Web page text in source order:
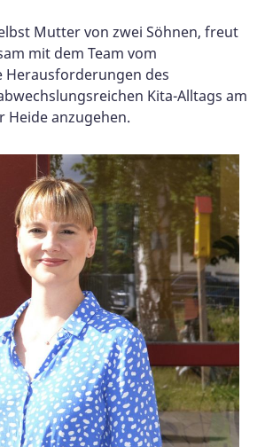
Mutter von zwei Söhnen, freut
mit dem Team vom
Herausforderungen des
Kita-Alltags am
Heide anzugehen.